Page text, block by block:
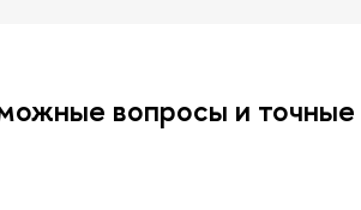
вопросы и точные